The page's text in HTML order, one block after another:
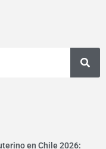
en Chile 2026: